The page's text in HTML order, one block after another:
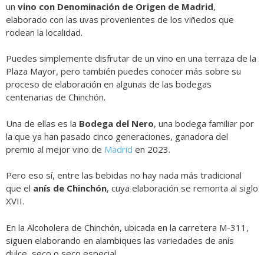
un vino con Denominación de Origen de Madrid,
elaborado con las uvas provenientes de los viñedos que
rodean la localidad.
Puedes simplemente disfrutar de un vino en una terraza de la
Plaza Mayor, pero también puedes conocer más sobre su
proceso de elaboración en algunas de las bodegas
centenarias de Chinchón.
Una de ellas es la Bodega del Nero, una bodega familiar por
la que ya han pasado cinco generaciones, ganadora del
premio al mejor vino de Madrid en 2023.
Pero eso sí, entre las bebidas no hay nada más tradicional
que el anís de Chinchón, cuya elaboración se remonta al siglo
XVII.
En la Alcoholera de Chinchón, ubicada en la carretera M-311,
siguen elaborando en alambiques las variedades de anís